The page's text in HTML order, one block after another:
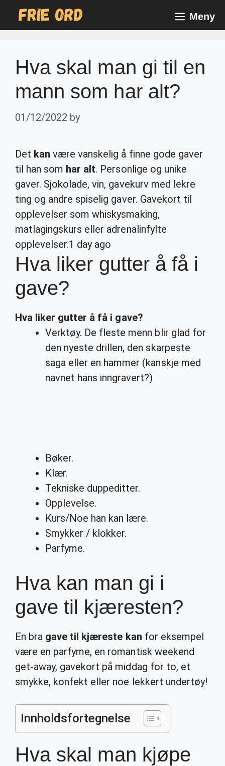
Meny
Hva skal man gi til en
mann som har alt?
01/12/2022 by
Det kan være vanskelig å finne gode gaver
til han som har alt. Personlige og unike
gaver. Sjokolade, vin, gavekurv med lekre
ting og andre spiselig gaver. Gavekort til
opplevelser som whiskysmaking,
matlagingskurs eller adrenalinfylte
opplevelser.1 day ago
Hva liker gutter å få i
gave?
Hva liker gutter å få i gave?
Verktøy. De fleste menn blir glad for
den nyeste drillen, den skarpeste
saga eller en hammer (kanskje med
navnet hans inngravert?)
Bøker.
Klær.
Tekniske duppeditter.
Opplevelse.
Kurs/Noe han kan lære.
Smykker / klokker.
Parfyme.
Hva kan man gi i
gave til kjæresten?
En bra gave til kjæreste kan for eksempel
være en parfyme, en romantisk weekend
get-away, gavekort på middag for to, et
smykke, konfekt eller noe lekkert undertøy!
Innholdsfortegnelse
Hva skal man kjøpe